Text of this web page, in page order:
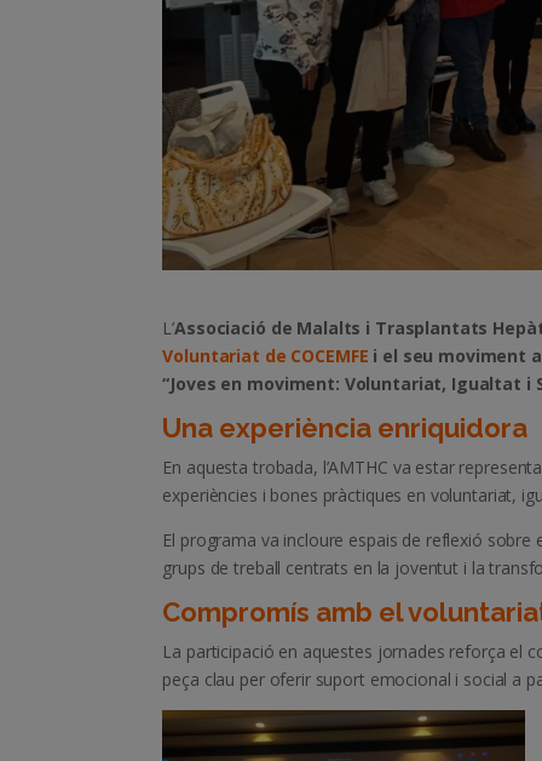
L’Associació de Malalts i Trasplantats
Voluntariat de COCEMFE i el seu moviment
“Joves en moviment: Voluntariat, Igualtat i
Una experiència enriquidora
En aquesta trobada, l’AMTHC va estar
experiències i bones pràctiques en voluntariat,
El programa va incloure espais de reflexió
grups de treball centrats en la joventut i la
Compromís amb el
La participació en aquestes jornades reforça el
peça clau per oferir suport emocional i social a